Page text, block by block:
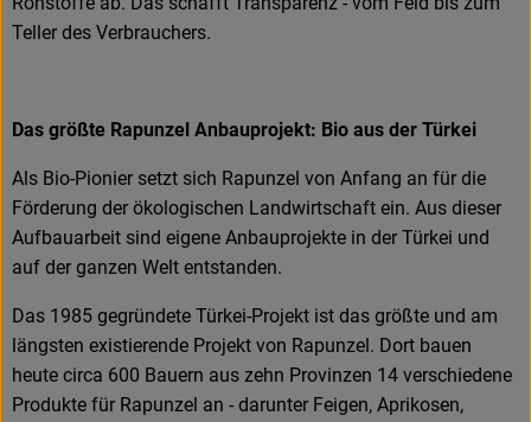
Teller des Verbrauchers.
Das größte Rapunzel Anbauprojekt: Bio aus der Türkei
Als Bio-Pionier setzt sich Rapunzel von Anfang an für die
Förderung der ökologischen Landwirtschaft ein. Aus dieser
Aufbauarbeit sind eigene Anbauprojekte in der Türkei und
auf der ganzen Welt entstanden.
Das 1985 gegründete Türkei-Projekt ist das größte und am
längsten existierende Projekt von Rapunzel. Dort bauen
heute circa 600 Bauern aus zehn Provinzen 14 verschiedene
Produkte für Rapunzel an - darunter Feigen, Aprikosen,